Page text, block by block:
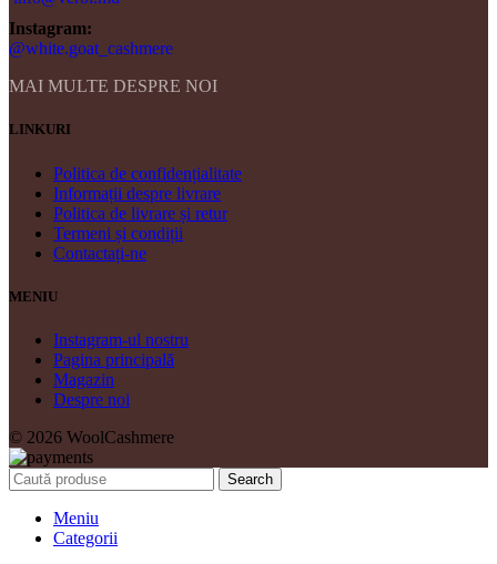
Instagram:
@white.goat_cashmere
MAI MULTE DESPRE NOI
LINKURI
Politica de confidențialitate
Informații despre livrare
Politica de livrare și retur
Termeni și condiții
Contactați-ne
MENIU
Instagram-ul nostru
Pagina principală
Magazin
Despre noi
© 2026 WoolCashmere
Search
Meniu
Categorii